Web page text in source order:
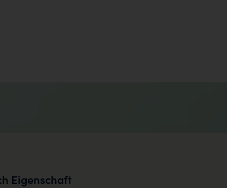
Eigenschaft